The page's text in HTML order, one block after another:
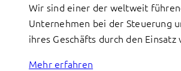
Wir sind einer der weltweit
Unternehmen bei der Steuerung
ihres Geschäfts durch den Einsatz
Mehr erfahren